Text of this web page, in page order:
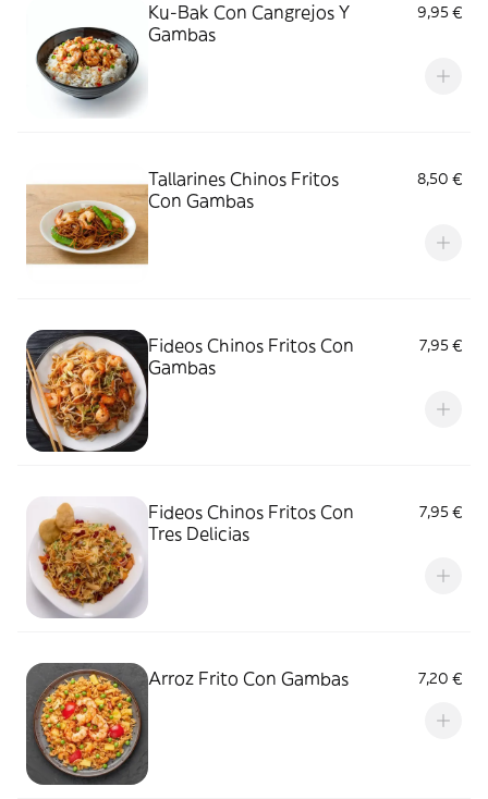
Ku-Bak Con Cangrejos Y
Gambas
9,95 €
Tallarines Chinos Fritos
Con Gambas
8,50 €
Fideos Chinos Fritos Con
Gambas
7,95 €
Fideos Chinos Fritos Con
Tres Delicias
7,95 €
Arroz Frito Con Gambas 7,20 €